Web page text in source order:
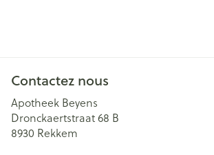
Contactez nous
Apotheek Beyens
Dronckaertstraat 68 B
8930 Rekkem